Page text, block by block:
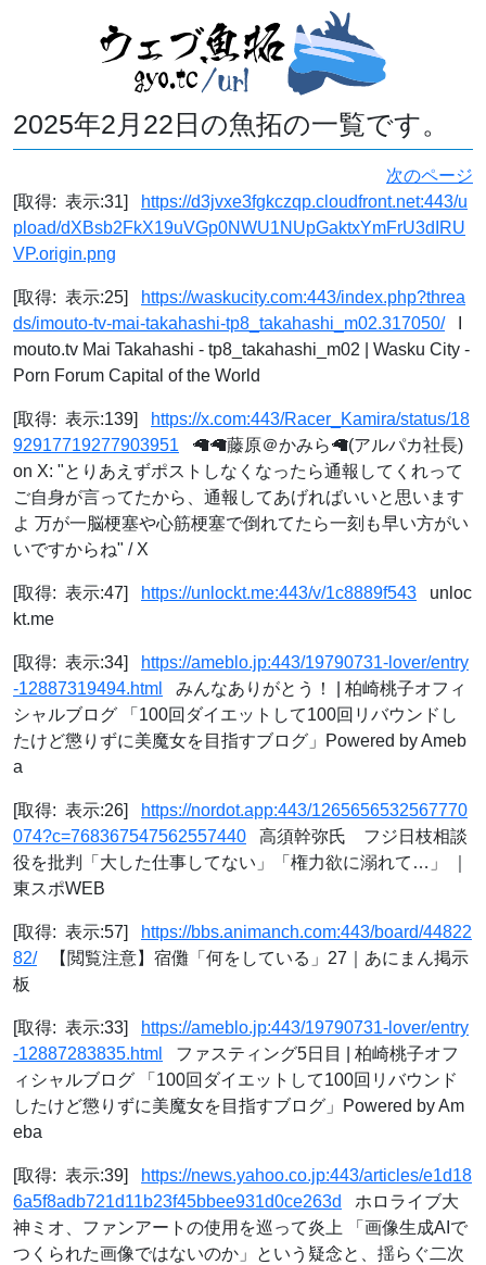
2025年2月22日の魚拓の一覧です。
次のページ
[取得: 表示:31]
https://d3jvxe3fgkczqp.cloudfront.net:443/u
pload/dXBsb2FkX19uVGp0NWU1NUpGaktxYmFrU3dIRU
VP.origin.png
[取得: 表示:25]
https://waskucity.com:443/index.php?threa
ds/imouto-tv-mai-takahashi-tp8_takahashi_m02.317050/I
mouto.tv Mai Takahashi - tp8_takahashi_m02 | Wasku City -
Porn Forum Capital of the World
[取得: 表示:139]
https://x.com:443/Racer_Kamira/status/18
92917719277903951 🦙🦙藤原＠かみら🦙(アルパカ社長)
on X: "とりあえずポストしなくなったら通報してくれって
ご自身が言ってたから、通報してあげればいいと思います
よ 万が一脳梗塞や心筋梗塞で倒れてたら一刻も早い方がい
いですからね" / X
[取得: 表示:47] https://unlockt.me:443/v/1c8889f543 unloc
kt.me
[取得: 表示:34]
https://ameblo.jp:443/19790731-lover/entry
-12887319494.html
みんなありがとう！ | 柏崎桃子オフィ
シャルブログ 「100回ダイエットして100回リバウンドし
たけど懲りずに美魔女を目指すブログ」Powered by Ameb
a
[取得: 表示:26]
https://nordot.app:443/1265656532567770
074?c=768367547562557440 高須幹弥氏 フジ日枝相談
役を批判「大した仕事してない」「権力欲に溺れて…」 ｜
東スポWEB
[取得: 表示:57]
https://bbs.animanch.com:443/board/44822
82/【閲覧注意】宿儺「何をしている」27｜あにまん掲示
板
[取得: 表示:33]
https://ameblo.jp:443/19790731-lover/entry
-12887283835.html
ファスティング5日目 | 柏崎桃子オフ
ィシャルブログ 「100回ダイエットして100回リバウンド
したけど懲りずに美魔女を目指すブログ」Powered by Am
eba
[取得: 表示:39]
https://news.yahoo.co.jp:443/articles/e1d18
6a5f8adb721d11b23f45bbee931d0ce263d
ホロライブ大
神ミオ、ファンアートの使用を巡って炎上 「画像生成AIで
つくられた画像ではないのか」という疑念と、揺らぐ二次